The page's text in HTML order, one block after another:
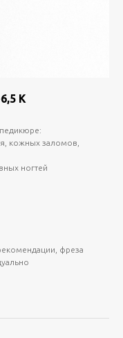
К
кожных заломов,
ногтей
фреза